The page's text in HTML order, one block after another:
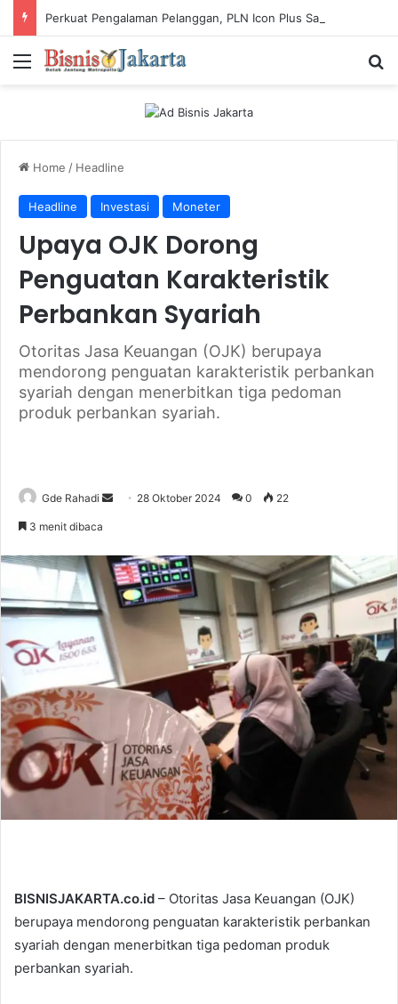
Menu
Home / Headline
Headline Investasi Moneter
Upaya OJK Dorong
Penguatan Karakteristik
Perbankan Syariah
Otoritas Jasa Keuangan (OJK) berupaya
mendorong penguatan karakteristik perbankan
syariah dengan menerbitkan tiga pedoman
produk perbankan syariah.
Gde Rahadi
d
a
n
m
a
i
28 Oktober 2024 0 22
3 menit dibaca
BISNISJAKARTA.co.id – Otoritas Jasa Keuangan (OJK)
berupaya mendorong penguatan karakteristik perbankan
syariah dengan menerbitkan tiga pedoman produk
perbankan syariah.